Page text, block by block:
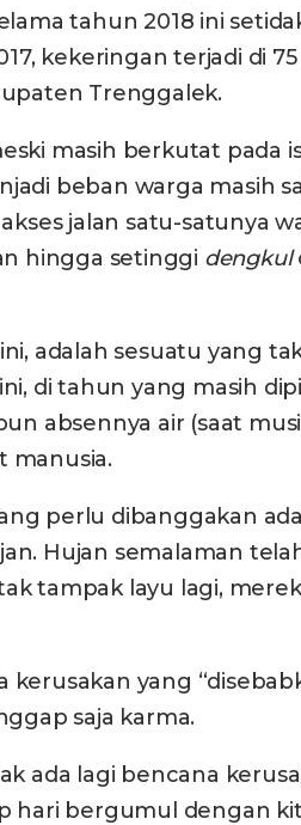
tahun 2018 ini
kekeringan terjadi di 75
Trenggalek.
masih berkutat pada
beban warga masih
jalan satu-satunya
hingga setinggi dengkul
adalah sesuatu yang
di tahun yang masih
absennya air (saat
manusia.
perlu dibanggakan
Hujan semalaman
tampak layu lagi,
yang
saja karma.
ada lagi bencana
hari bergumul dengan